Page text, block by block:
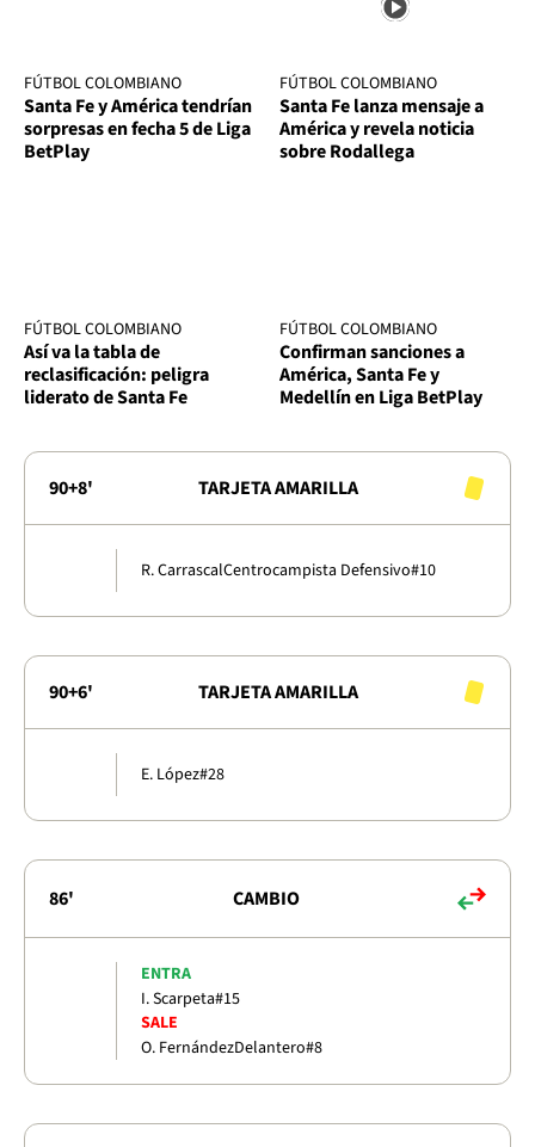
FÚTBOL COLOMBIANO
Santa Fe y América tendrían
sorpresas en fecha 5 de Liga
BetPlay
FÚTBOL COLOMBIANO
Santa Fe lanza mensaje a
América y revela noticia
sobre Rodallega
FÚTBOL COLOMBIANO
Así va la tabla de
reclasificación: peligra
liderato de Santa Fe
FÚTBOL COLOMBIANO
Confirman sanciones a
América, Santa Fe y
Medellín en Liga BetPlay
90+8' TARJETA AMARILLA
R. CarrascalCentrocampista Defensivo#10
90+6' TARJETA AMARILLA
E. López#28
86' CAMBIO
ENTRA
I. Scarpeta#15
SALE
O. FernándezDelantero#8